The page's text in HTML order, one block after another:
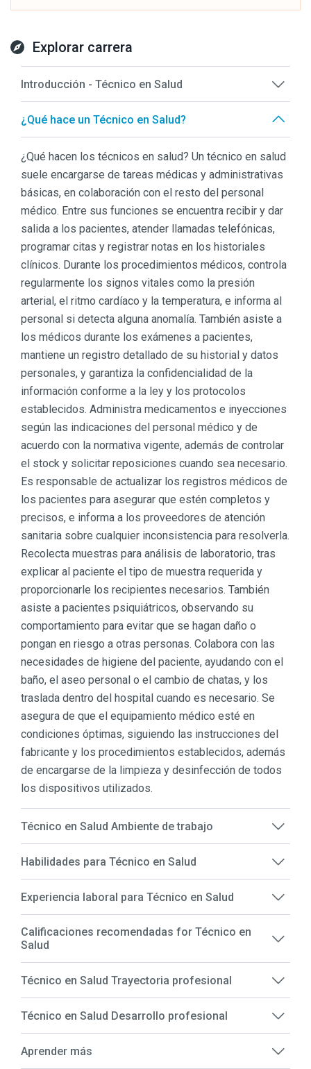
Explorar carrera
Introducción - Técnico en Salud
¿Qué hace un Técnico en Salud?
¿Qué hacen los técnicos en salud? Un técnico en salud
suele encargarse de tareas médicas y administrativas
básicas, en colaboración con el resto del personal
médico. Entre sus funciones se encuentra recibir y dar
salida a los pacientes, atender llamadas telefónicas,
programar citas y registrar notas en los historiales
clínicos. Durante los procedimientos médicos, controla
regularmente los signos vitales como la presión
arterial, el ritmo cardíaco y la temperatura, e informa al
personal si detecta alguna anomalía. También asiste a
los médicos durante los exámenes a pacientes,
mantiene un registro detallado de su historial y datos
personales, y garantiza la confidencialidad de la
información conforme a la ley y los protocolos
establecidos. Administra medicamentos e inyecciones
según las indicaciones del personal médico y de
acuerdo con la normativa vigente, además de controlar
el stock y solicitar reposiciones cuando sea necesario.
Es responsable de actualizar los registros médicos de
los pacientes para asegurar que estén completos y
precisos, e informa a los proveedores de atención
sanitaria sobre cualquier inconsistencia para resolverla.
Recolecta muestras para análisis de laboratorio, tras
explicar al paciente el tipo de muestra requerida y
proporcionarle los recipientes necesarios. También
asiste a pacientes psiquiátricos, observando su
comportamiento para evitar que se hagan daño o
pongan en riesgo a otras personas. Colabora con las
necesidades de higiene del paciente, ayudando con el
baño, el aseo personal o el cambio de chatas, y los
traslada dentro del hospital cuando es necesario. Se
asegura de que el equipamiento médico esté en
condiciones óptimas, siguiendo las instrucciones del
fabricante y los procedimientos establecidos, además
de encargarse de la limpieza y desinfección de todos
los dispositivos utilizados.
Técnico en Salud Ambiente de trabajo
Habilidades para Técnico en Salud
Experiencia laboral para Técnico en Salud
Calificaciones recomendadas for Técnico en
Salud
Técnico en Salud Trayectoria profesional
Técnico en Salud Desarrollo profesional
Aprender más